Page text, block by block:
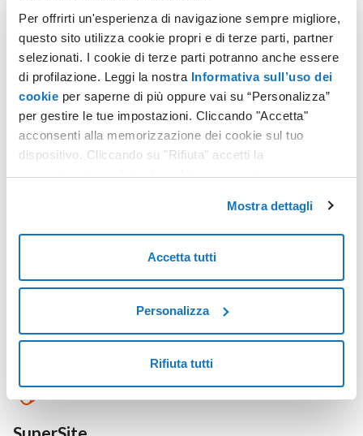
Per offrirti un'esperienza di navigazione sempre migliore,
questo sito utilizza cookie propri e di terze parti, partner
selezionati. I cookie di terze parti potranno anche essere
di profilazione. Leggi la nostra Informativa sull’uso dei
cookie per saperne di più oppure vai su “Personalizza”
per gestire le tue impostazioni. Cliccando "Accetta"
acconsenti alla memorizzazione dei cookie sul tuo
dispositivo. Cliccando su "Rifiuta" accetti la
memorizzazione dei soli cookie necessari.
Mostra dettagli
Accetta tutti
Personalizza
Rifiuta tutti
Soluzioni WordPress
Utilizza WordPress, il software open source più usato al
mondo, e crea il tuo sito con l'aiuto dell'AI.
Scopri di più
Scegli il social, seleziona l'aspetto grafico e il tuo sito
personale o professionale si crea da solo in pochi secondi.
Scopri di più